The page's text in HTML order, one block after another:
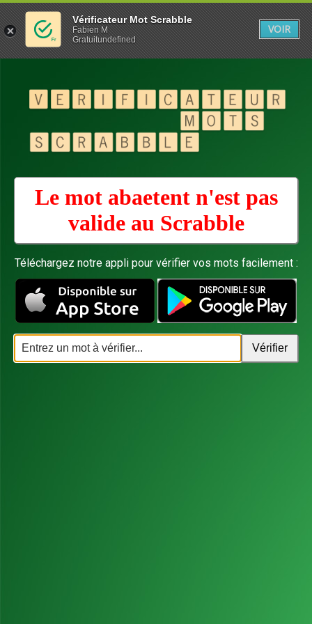
Le mot abaetent n'est pas
valide au Scrabble
Téléchargez notre appli pour vérifier vos mots facilement :
Vérificateur Mot Scrabble
Fabien M
Gratuitundefined
VOIR